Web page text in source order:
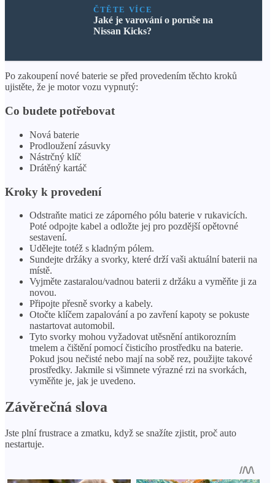
ČTĚTE VÍCE
Jaké je varování o poruše na
Nissan Kicks?
Po zakoupení nové baterie se před provedením těchto kroků
ujistěte, že je motor vozu vypnutý:
Co budete potřebovat
Nová baterie
Prodloužení zásuvky
Nástrčný klíč
Drátěný kartáč
Kroky k provedení
Odstraňte matici ze záporného pólu baterie v rukavicích.
Poté odpojte kabel a odložte jej pro pozdější opětovné
sestavení.
Udělejte totéž s kladným pólem.
Sundejte držáky a svorky, které drží vaši aktuální baterii na
místě.
Vyjměte zastaralou/vadnou baterii z držáku a vyměňte ji za
novou.
Připojte přesně svorky a kabely.
Otočte klíčem zapalování a po zavření kapoty se pokuste
nastartovat automobil.
Tyto svorky mohou vyžadovat utěsnění antikorozním
tmelem a čištění pomocí čisticího prostředku na baterie.
Pokud jsou nečisté nebo mají na sobě rez, použijte takové
prostředky. Jakmile si všimnete výrazné rzi na svorkách,
vyměňte je, jak je uvedeno.
Závěrečná slova
Jste plní frustrace a zmatku, když se snažíte zjistit, proč auto
nestartuje.